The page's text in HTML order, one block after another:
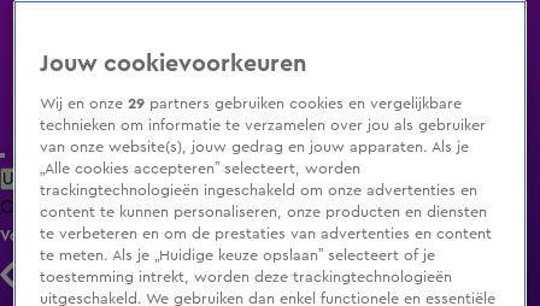
Uitzending Gemist Populaire programma's Zenders Genres
ClipsFilmsRadioSmart TV inlogShop
Volg KIJK
Jouw cookievoorkeuren
Wij en onze29 partners gebruiken cookies en vergelijkbare
technieken om informatie te verzamelen over jou als gebruiker
van onze website(s), jouw gedrag en jouw apparaten. Als je
„Alle cookies accepteren” selecteert, worden
trackingtechnologieën ingeschakeld om onze advertenties en
content te kunnen personaliseren, onze producten en diensten
te verbeteren en om de prestaties van advertenties en content
te meten. Als je „Huidige keuze opslaan” selecteert of je
toestemming intrekt, worden deze trackingtechnologieën
uitgeschakeld. We gebruiken dan enkel functionele en essentiële